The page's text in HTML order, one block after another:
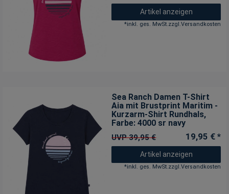
Artikel anzeigen
*inkl. ges. MwSt. zzgl. Versandkosten
Sea Ranch Damen T-Shirt
Aia mit Brustprint Maritim -
Kurzarm-Shirt Rundhals,
Farbe: 4000 sr navy
UVP 39,95 € 19,95 € *
Artikel anzeigen
*inkl. ges. MwSt.zzgl.Versandkosten